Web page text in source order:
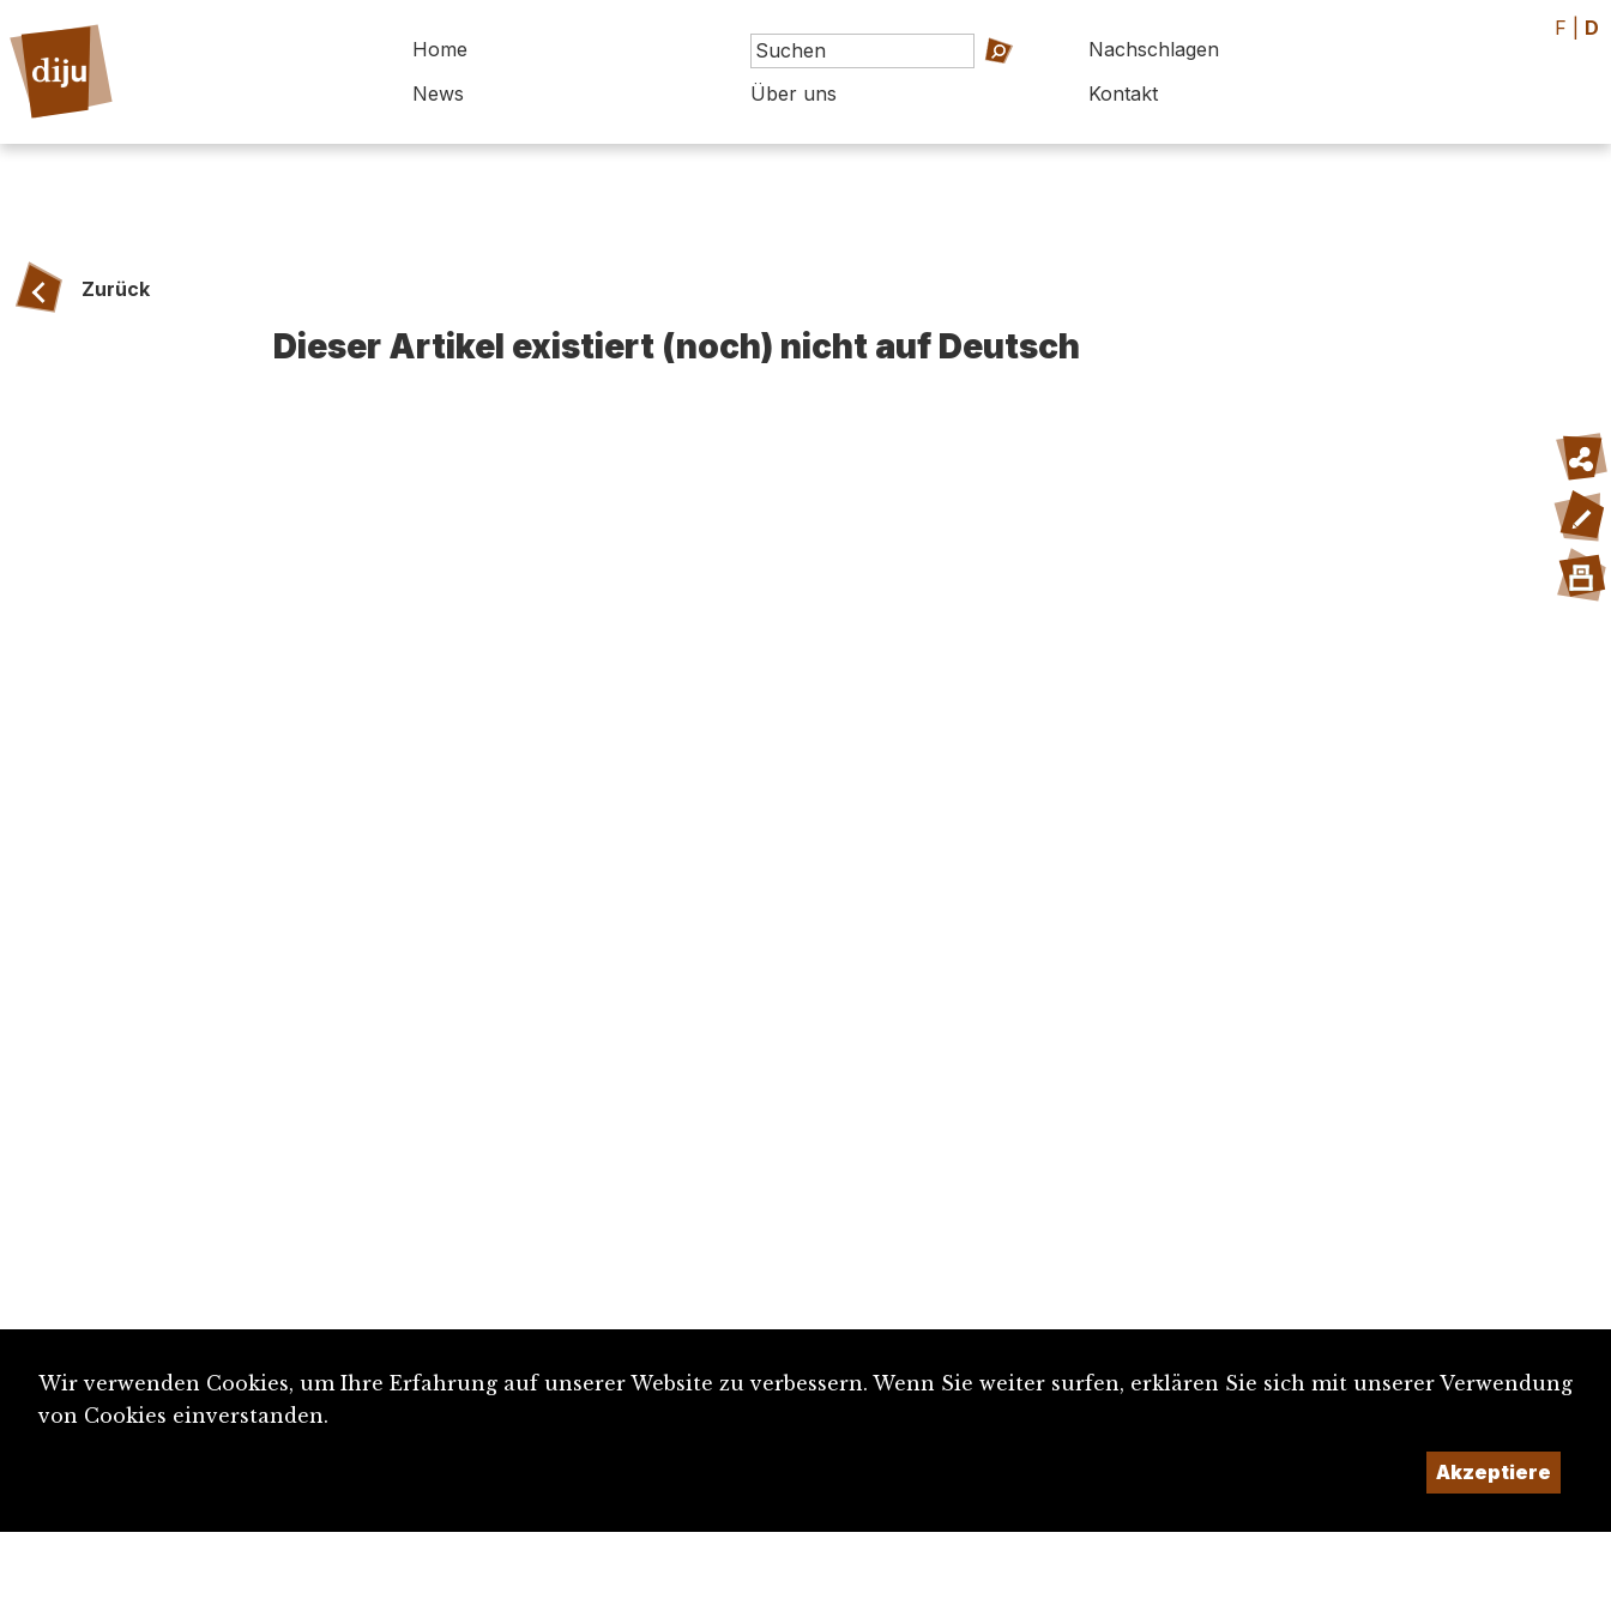
Home
Nachschlagen
News
Über uns Kontakt
F D
Zurück
Dieser Artikel existiert (noch) nicht auf Deutsch
Wir verwenden Cookies, um Ihre Erfahrung auf unserer Website zu verbessern. Wenn Sie weiter surfen, erklären Sie sich mit unserer Verwendung
von Cookies einverstanden.
Akzeptiere